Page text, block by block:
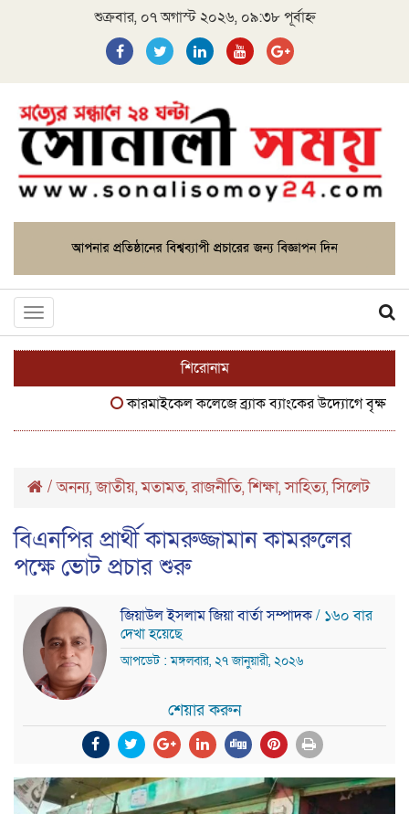
শুক্রবার, ০৭ অগাস্ট ২০২৬, ০৯:৩৮ পূর্বাহ্ন
Toggle
navigation
শিরোনাম
কারমাইকেল কলেজে ব্র্যাক ব্যাংকের উদ্যোগে বৃক্ষরোপণ
/অনন্য,জাতীয়,মতামত,রাজনীতি,শিক্ষা,সাহিত্য,সিলেট
বিএনপির প্রার্থী কামরুজ্জামান কামরুলের
পক্ষে ভোট প্রচার শুরু
জিয়াউল ইসলাম জিয়া বার্তা সম্পাদক/ ১৬০ বার
দেখা হয়েছে
আপডেট : মঙ্গলবার, ২৭ জানুয়ারী, ২০২৬
শেয়ার করুন